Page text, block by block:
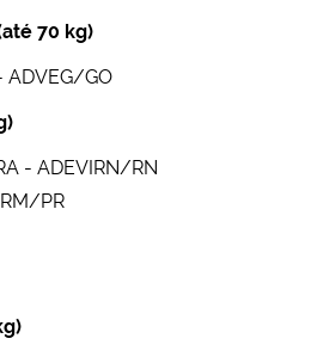
70 kg)
ADVEG/GO
- ADEVIRN/RN
PR